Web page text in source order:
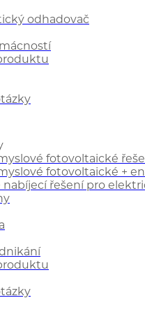
odhadovač
fotovoltaické
fotovoltaické +
nabíjecí řešení pro